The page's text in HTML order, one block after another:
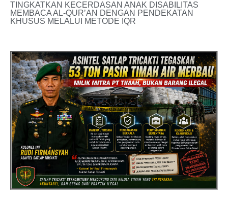
TINGKATKAN KECERDASAN ANAK DISABILITAS
MEMBACA AL-QUR’AN DENGAN PENDEKATAN
KHUSUS MELALUI METODE IQR